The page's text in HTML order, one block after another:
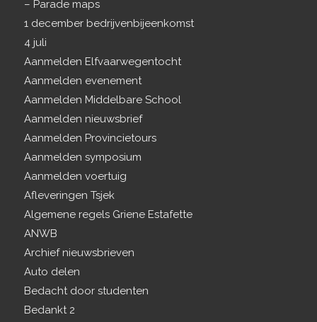
– Parade maps
1 december bedrijvenbijeenkomst
4 juli
Aanmelden Elfvaarwegentocht
Aanmelden evenement
Aanmelden Middelbare School
Aanmelden nieuwsbrief
Aanmelden Provincietours
Aanmelden symposium
Aanmelden voertuig
Afleveringen Tsjek
Algemene regels Griene Estafette
ANWB
Archief nieuwsbrieven
Auto delen
Bedacht door studenten
Bedankt 2